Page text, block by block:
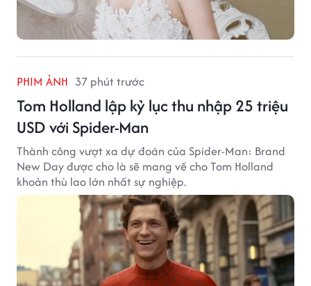
PHIM ẢNH 37 phút trước
Tom Holland lập kỷ lục thu nhập 25 triệu
USD với Spider-Man
Thành công vượt xa dự đoán của Spider-Man: Brand
New Day được cho là sẽ mang về cho Tom Holland
khoản thù lao lớn nhất sự nghiệp.